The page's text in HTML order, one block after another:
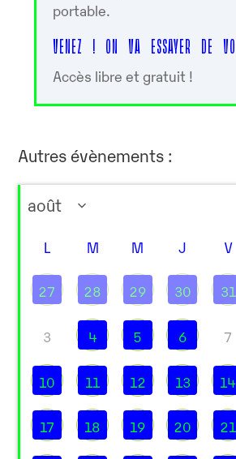
portable.
VENEZ ! ON VA ESSAYER DE
Accès libre et gratuit !
Autres évènements :
L M M J V
27 28 29 30 31
3 4 5 6 7
10 11 12 13 14
17 18 19 20 21